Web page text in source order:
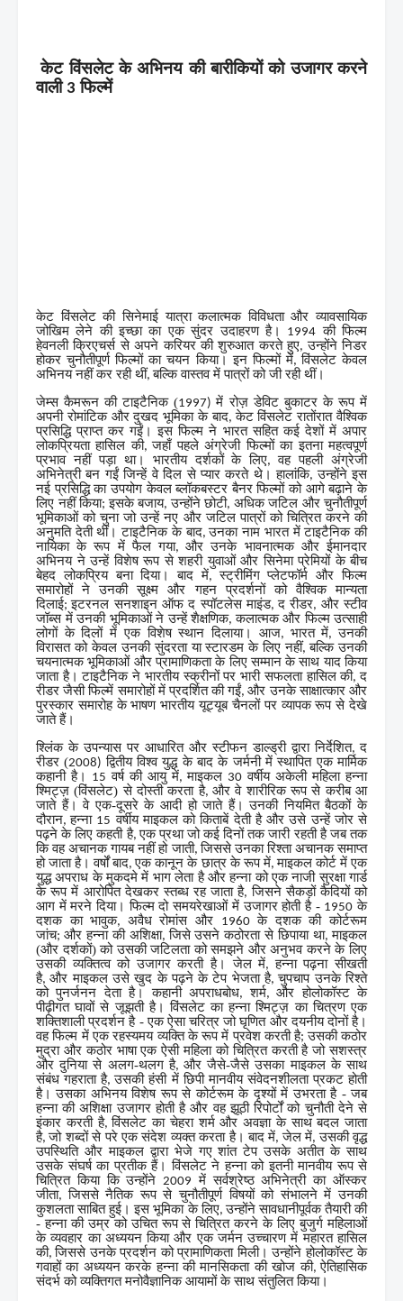
केट विंसलेट के अभिनय की बारीकियों को उजागर करने
वाली 3 फिल्में
केट विंसलेट की सिनेमाई यात्रा कलात्मक विविधता और व्यावसायिक
जोखिम लेने की इच्छा का एक सुंदर उदाहरण है। 1994 की फिल्म
हेवनली क्रिएचर्स से अपने करियर की शुरुआत करते हुए,उन्होंने निडर
होकर चुनौतीपूर्ण फिल्मों का चयन किया। इन फिल्मों में,विंसलेट केवल
अभिनय नहीं कर रही थीं,बल्कि वास्तव में पात्रों को जी रही थीं।
जेम्स कैमरून की टाइटैनिक (1997)में रोज़ डेविट बुकाटर के रूप में
अपनी रोमांटिक और दुखद भूमिका के बाद,केट विंसलेट रातोंरात वैश्विक
प्रसिद्धि प्राप्त कर गईं। इस फिल्म ने भारत सहित कई देशों में अपार
लोकप्रियता हासिल की,जहाँ पहले अंग्रेजी फिल्मों का इतना महत्वपूर्ण
प्रभाव नहीं पड़ा था। भारतीय दर्शकों के लिए,वह पहली अंग्रेजी
अभिनेत्री बन गईं जिन्हें वे दिल से प्यार करते थे। हालांकि,उन्होंने इस
नई प्रसिद्धि का उपयोग केवल ब्लॉकबस्टर बैनर फिल्मों को आगे बढ़ाने के
लिए नहीं किया;इसके बजाय,उन्होंने छोटी, अधिक जटिल और चुनौतीपूर्ण
भूमिकाओं को चुना जो उन्हें नए और जटिल पात्रों को चित्रित करने की
अनुमति देती थीं। टाइटैनिक के बाद,उनका नाम भारत में टाइटैनिक की
नायिका के रूप में फैल गया,और उनके भावनात्मक और ईमानदार
अभिनय ने उन्हें विशेष रूप से शहरी युवाओं और सिनेमा प्रेमियों के बीच
बेहद लोकप्रिय बना दिया। बाद में,स्ट्रीमिंग प्लेटफॉर्म और फिल्म
समारोहों ने उनकी सूक्ष्म और गहन प्रदर्शनों को वैश्विक मान्यता
दिलाई;इटरनल सनशाइन ऑफ द स्पॉटलेस माइंड,द रीडर, और स्टीव
जॉब्स में उनकी भूमिकाओं ने उन्हें शैक्षणिक,कलात्मक और फिल्म उत्साही
लोगों के दिलों में एक विशेष स्थान दिलाया। आज, भारत में,उनकी
विरासत को केवल उनकी सुंदरता या स्टारडम के लिए नहीं,बल्कि उनकी
चयनात्मक भूमिकाओं और प्रामाणिकता के लिए सम्मान के साथ याद किया
जाता है। टाइटैनिक ने भारतीय स्क्रीनों पर भारी सफलता हासिल की,द
रीडर जैसी फिल्में समारोहों में प्रदर्शित की गईं,और उनके साक्षात्कार और
पुरस्कार समारोह के भाषण भारतीय यूट्यूब चैनलों पर व्यापक रूप से देखे
जाते हैं।
श्लिंक के उपन्यास पर आधारित और स्टीफन डाल्ड्री द्वारा निर्देशित,द
रीडर (2008)द्वितीय विश्व युद्ध के बाद के जर्मनी में स्थापित एक मार्मिक
कहानी है। 15 वर्ष की आयु में,माइकल 30 वर्षीय अकेली महिला हन्ना
श्मिट्ज़ (विंसलेट) से दोस्ती करता है,और वे शारीरिक रूप से करीब आ
जाते हैं। वे एक-दूसरे के आदी हो जाते हैं। उनकी नियमित बैठकों के
दौरान,हन्ना 15 वर्षीय माइकल को किताबें देती है और उसे उन्हें जोर से
पढ़ने के लिए कहती है,एक प्रथा जो कई दिनों तक जारी रहती है जब तक
कि वह अचानक गायब नहीं हो जाती,जिससे उनका रिश्ता अचानक समाप्त
हो जाता है। वर्षों बाद,एक कानून के छात्र के रूप में,माइकल कोर्ट में एक
युद्ध अपराध के मुकदमे में भाग लेता है और हन्ना को एक नाजी सुरक्षा गार्ड
के रूप में आरोपित देखकर स्तब्ध रह जाता है,जिसने सैकड़ों कैदियों को
आग में मरने दिया। फिल्म दो समयरेखाओं में उजागर होती है - 1950 के
दशक का भावुक, अवैध रोमांस और 1960के दशक की कोर्टरूम
जांच; और हन्ना की अशिक्षा,जिसे उसने कठोरता से छिपाया था,माइकल
(और दर्शकों) को उसकी जटिलता को समझने और अनुभव करने के लिए
उसकी व्यक्तित्व को उजागर करती है। जेल में,हन्ना पढ़ना सीखती
है,और माइकल उसे खुद के पढ़ने के टेप भेजता है,चुपचाप उनके रिश्ते
को पुनर्जनन देता है। कहानी अपराधबोध,शर्म,और होलोकॉस्ट के
पीढ़ीगत घावों से जूझती है। विंसलेट का हन्ना श्मिट्ज़ का चित्रण एक
शक्तिशाली प्रदर्शन है - एक ऐसा चरित्र जो घृणित और दयनीय दोनों है।
वह फिल्म में एक रहस्यमय व्यक्ति के रूप में प्रवेश करती है;उसकी कठोर
मुद्रा और कठोर भाषा एक ऐसी महिला को चित्रित करती है जो सशस्त्र
और दुनिया से अलग-थलग है,और जैसे-जैसे उसका माइकल के साथ
संबंध गहराता है,उसकी हंसी में छिपी मानवीय संवेदनशीलता प्रकट होती
है। उसका अभिनय विशेष रूप से कोर्टरूम के दृश्यों में उभरता है - जब
हन्ना की अशिक्षा उजागर होती है और वह झूठी रिपोर्टों को चुनौती देने से
इंकार करती है,विंसलेट का चेहरा शर्म और अवज्ञा के साथ बदल जाता
है,जो शब्दों से परे एक संदेश व्यक्त करता है। बाद में,जेल में,उसकी वृद्ध
उपस्थिति और माइकल द्वारा भेजे गए शांत टेप उसके अतीत के साथ
उसके संघर्ष का प्रतीक हैं। विंसलेट ने हन्ना को इतनी मानवीय रूप से
चित्रित किया कि उन्होंने2009 में सर्वश्रेष्ठ अभिनेत्री का ऑस्कर
जीता,जिससे नैतिक रूप से चुनौतीपूर्ण विषयों को संभालने में उनकी
कुशलता साबित हुई। इस भूमिका के लिए,उन्होंने सावधानीपूर्वक तैयारी की
- हन्ना की उम्र को उचित रूप से चित्रित करने के लिए बुजुर्ग महिलाओं
के व्यवहार का अध्ययन किया और एक जर्मन उच्चारण में महारत हासिल
की,जिससे उनके प्रदर्शन को प्रामाणिकता मिली। उन्होंने होलोकॉस्ट के
गवाहों का अध्ययन करके हन्ना की मानसिकता की खोज की,ऐतिहासिक
संदर्भ को व्यक्तिगत मनोवैज्ञानिक आयामों के साथ संतुलित किया।